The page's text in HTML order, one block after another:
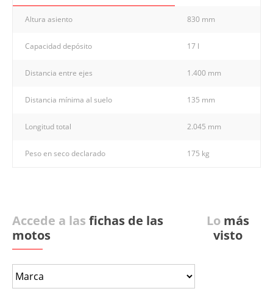
Altura asiento 830 mm
Capacidad depósito 17 l
Distancia entre ejes 1.400 mm
Distancia mínima al suelo 135 mm
Longitud total 2.045 mm
Peso en seco declarado 175 kg
Accede a las fichas de las
motos
Lo más
visto